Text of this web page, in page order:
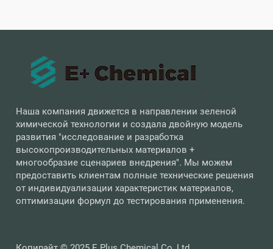
Наша компания движется в направлении зеленой
химической технологии и создала двойную модель
развития "исследование и разработка
высокопроизводительных материалов +
многообразие сценариев внедрения". Мы можем
предоставить клиентам полные технические решения
от индивидуализации характеристик материалов,
оптимизации формул до тестирования применения.